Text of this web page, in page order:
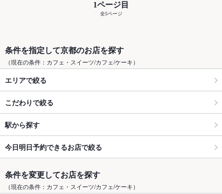
1ページ目
全5ページ
条件を指定して京都のお店を探す
（現在の条件：カフェ・スイーツ/カフェ/ケーキ）
エリアで絞る
こだわりで絞る
駅から探す
今日明日予約できるお店で絞る
条件を変更してお店を探す
（現在の条件：カフェ・スイーツ/カフェ/ケーキ）